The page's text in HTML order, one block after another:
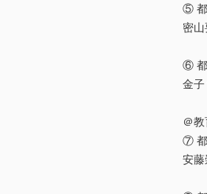
⑤ 都
密山
⑥ 都
金子
＠
⑦ 都
安藤